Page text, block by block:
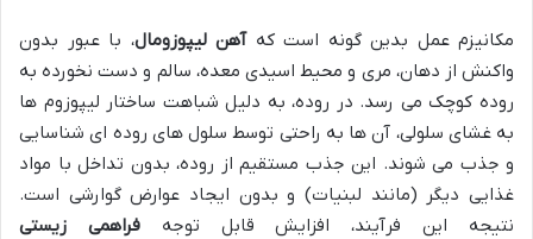
مکانیزم عمل بدین گونه است کهآهن لیپوزومال، با عبور بدون
واکنش از دهان، مری و محیط اسیدی معده، سالم و دست نخورده به
روده کوچک می رسد. در روده، به دلیل شباهت ساختار لیپوزوم ها
به غشای سلولی، آن ها به راحتی توسط سلول های روده ای شناسایی
و جذب می شوند. این جذب مستقیم از روده، بدون تداخل با مواد
غذایی دیگر (مانند لبنیات) و بدون ایجاد عوارض گوارشی است.
نتیجه این فرآیند، افزایش قابل توجهفراهمی زیستی